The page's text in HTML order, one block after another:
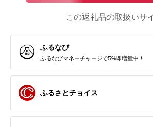
この返礼品の取扱いサ
ふるなび
ふるなびマネーチャージで5%即増量中！
ふるさとチョイス